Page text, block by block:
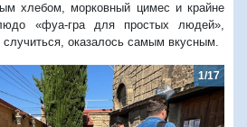
хлебом, морковный цимес и крайне
«фуа-гра для простых людей»,
оказалось самым вкусным.